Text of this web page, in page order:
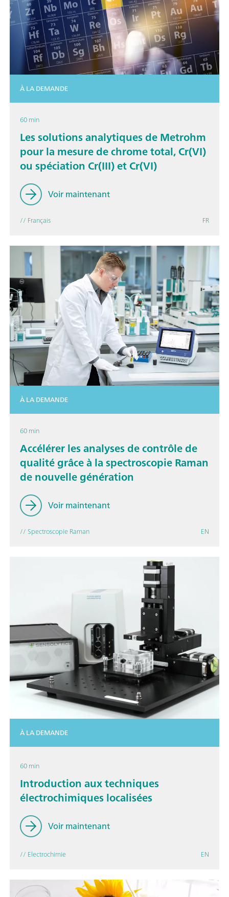
À LA DEMANDE
60 min
Les solutions analytiques de Metrohm
pour la mesure de chrome total, Cr(VI)
ou spéciation Cr(III) et Cr(VI)
Voir maintenant
// Français FR
À LA DEMANDE
60 min
Accélérer les analyses de contrôle de
qualité grâce à la spectroscopie Raman
de nouvelle génération
Voir maintenant
// Spectroscopie Raman EN
À LA DEMANDE
60 min
Introduction aux techniques
électrochimiques localisées
Voir maintenant
// Electrochimie EN